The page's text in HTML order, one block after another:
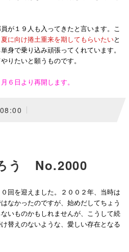
が１９人も入ってきたと言います。こ
に向け捲土重来を期してもらいたいと
身で乗り込み頑張ってくれています。
りたいと願うものです。
６日より再開します。
う No.2000
回を迎えました。２００２年、当時は
なかったのですが、始めだしてちょう
いものかもしれませんが、こうして続
替えのないような、愛しい存在となる